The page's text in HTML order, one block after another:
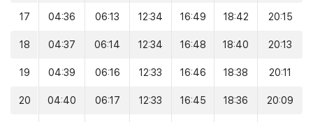
17 04:36 06:13 12:34 16:49 18:42 20:15
18 04:37 06:14 12:34 16:48 18:40 20:13
19 04:39 06:16 12:33 16:46 18:38 20:11
20 04:40 06:17 12:33 16:45 18:36 20:09